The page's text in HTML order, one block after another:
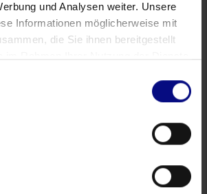
und Analysen weiter. Unsere
Informationen möglicherweise mit
die Sie ihnen bereitgestellt
Self Service
Partner Portal